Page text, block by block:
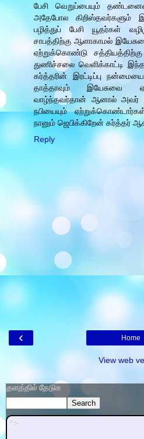
பேசி வெறுப்பையும்
அதேபோல கிறிஸ்தவர்களும்
பழித்துப் பேசி யூதர்கள்
சாபத்திற்கு ஆளாகாமல்
ஏற்றுக்கொண்டு
துணிச்சலை வெளிக்காட்டி
கர்த்தரின் இரட்டிப்பு
தாத்தாவும் இயேசுவை
வாழ்ந்தவர்தான் ஆனால் அவர்
நபியையும்
நானும் ஜெபிக்கிறேன் கர்த்தர்
Reply
‹ Home
View web
தளத்தில் தேடுக
">